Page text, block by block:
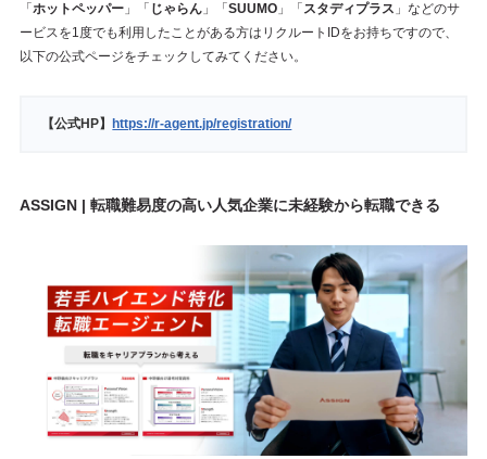
「 ホットペッパー」「 じゃらん」「 SUUMO」「 スタディプラス 」などのサ
ービスを1度でも利用したことがある方はリクルートIDをお持ちですので、
以下の公式ページをチェックしてみてください。
【公式HP】 https://r-agent.jp/registration/
ASSIGN | 転職難易度の高い人気企業に未経験から転職できる